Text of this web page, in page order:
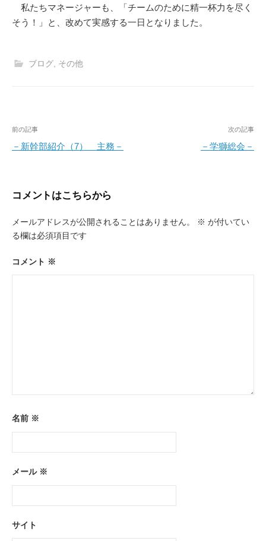
私たちマネージャーも、「チームのために精一杯力を尽く
そう！」と、改めて実感する一日となりました。
ブログ, その他
投
稿
ゲ
ー
シ
ョ
ン
前の記事
－新幹部紹介（7） 主務－
次の記事
－学獅総会－
コメントはこちらから
メールアドレスが公開されることはありません。 ※ が付いてい
る欄は必須項目です
コメント ※
名前 ※
メール ※
サイト